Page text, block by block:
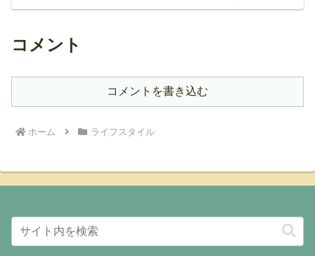
コメント
コメントを書き込む
ホーム ライフスタイル